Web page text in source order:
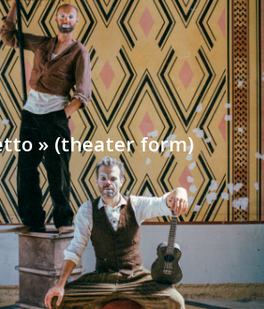
» (theater form)